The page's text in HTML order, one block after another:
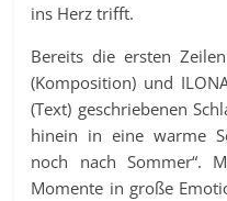
ins Herz trifft.
Bereits die ersten Zeilen
(Komposition) und
(Text) geschriebenen
hinein in eine warme
noch nach Sommer“.
Momente in große